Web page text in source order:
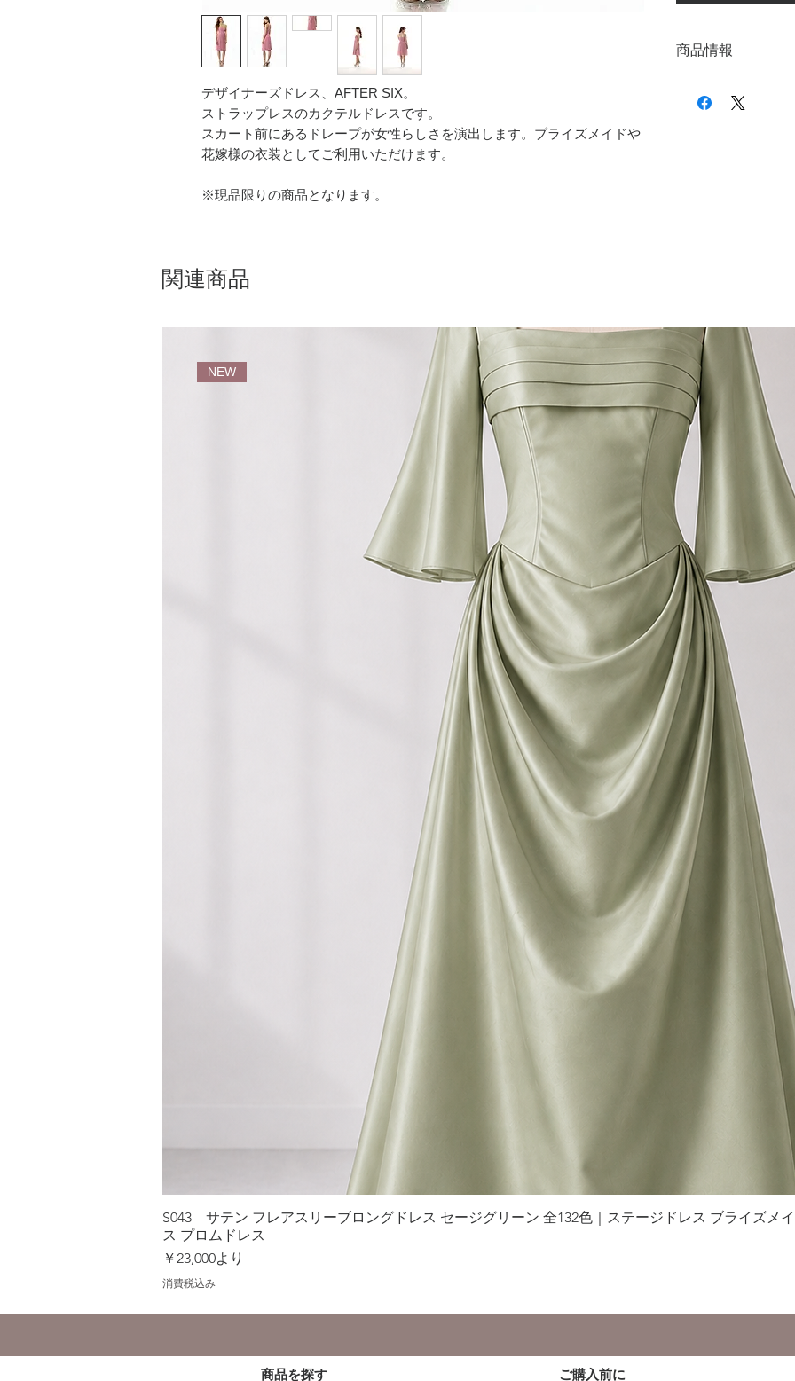
デザイナーズドレス、AFTER SIX。
ストラップレスのカクテルドレスです。
スカート前にあるドレープが女性らしさを演出します。ブライズメイドや
花嫁様の衣装としてご利用いただけます。
※現品限りの商品となります。
商品情報
：S（0） バスト
関連商品
クイックビュー
NEW
S043 サテン フレアスリーブロングドレス セージグリーン 全132色｜ステージドレス ブライズメ
ス プロムドレス
￥23,000より
セール価格
消費税込み
商品を探す ご購入前に